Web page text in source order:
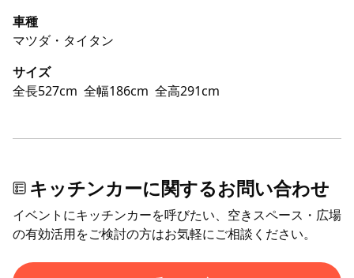
車種
マツダ・タイタン
サイズ
全長527cm 全幅186cm 全高291cm
キッチンカーに関するお問い合わせ
イベントにキッチンカーを呼びたい、空きスペース・広場
の有効活用をご検討の方はお気軽にご相談ください。